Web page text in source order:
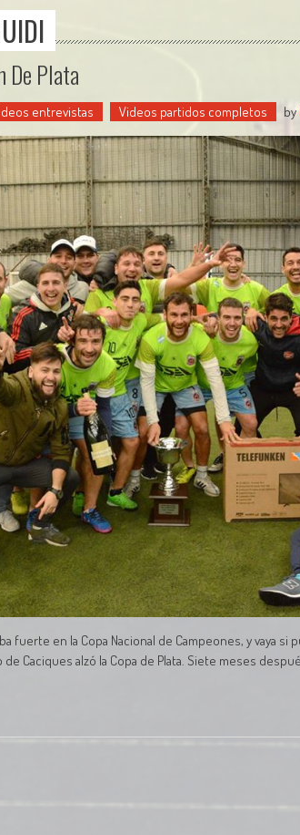
De Plata
entrevistas Videos partidos completos by
fuerte en la Copa Nacional de Campeones, y vaya
Caciques alzó la Copa de Plata. Siete meses